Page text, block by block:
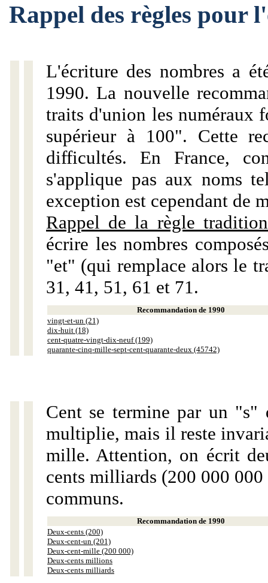
Rappel des règles pour
L'écriture des nombres a
1990. La nouvelle
traits d'union les numéraux
supérieur à 100". Cette
difficultés. En France,
s'applique pas aux noms
exception est cependant de
Rappel de la règle
écrire les nombres
"et" (qui remplace alors le
31, 41, 51, 61 et 71.
Recommandation de 1990
vingt-et-un (21)
dix-huit (18)
cent-quatre-vingt-dix-neuf (199)
quarante-cinq-mille-sept-cent-quarante-deux (45742)
Cent se termine par un "s"
multiplie, mais il reste
mille. Attention, on écrit
cents milliards (200 000
communs.
Recommandation de 1990
Deux-cents (200)
Deux-cent-un (201)
Deux-cent-mille (200 000)
Deux-cents millions
Deux-cents milliards